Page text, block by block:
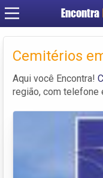
Encontra
Cemitérios
Aqui você Encontra!
região, com telefone